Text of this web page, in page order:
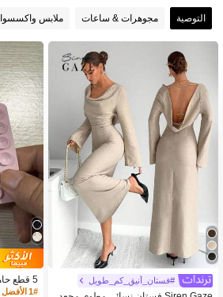
التوصية مجوهرات & ساعات ملابس
#فستان_أنيق_كم_طويل
5 قطع
شفط،
1# الأفضل مبيعا